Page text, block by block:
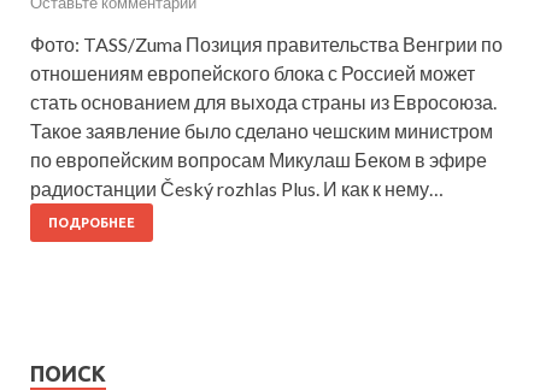
Фото: TASS/Zuma Позиция правительства Венгрии по
отношениям европейского блока с Россией может
стать основанием для выхода страны из Евросоюза.
Такое заявление было сделано чешским министром
по европейским вопросам Микулаш Беком в эфире
радиостанции Český rozhlas Plus. И как к нему…
ПОДРОБНЕЕ
ПОИСК